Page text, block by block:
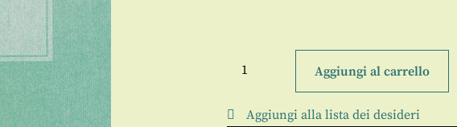
scienza
Aggiungi al carrello
Aggiungi alla lista dei desideri